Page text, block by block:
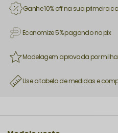
Ganhe 10% off na sua primeira
Economize 5% pagando no pix
Modelagem aprovada por
Use a tabela de medidas e